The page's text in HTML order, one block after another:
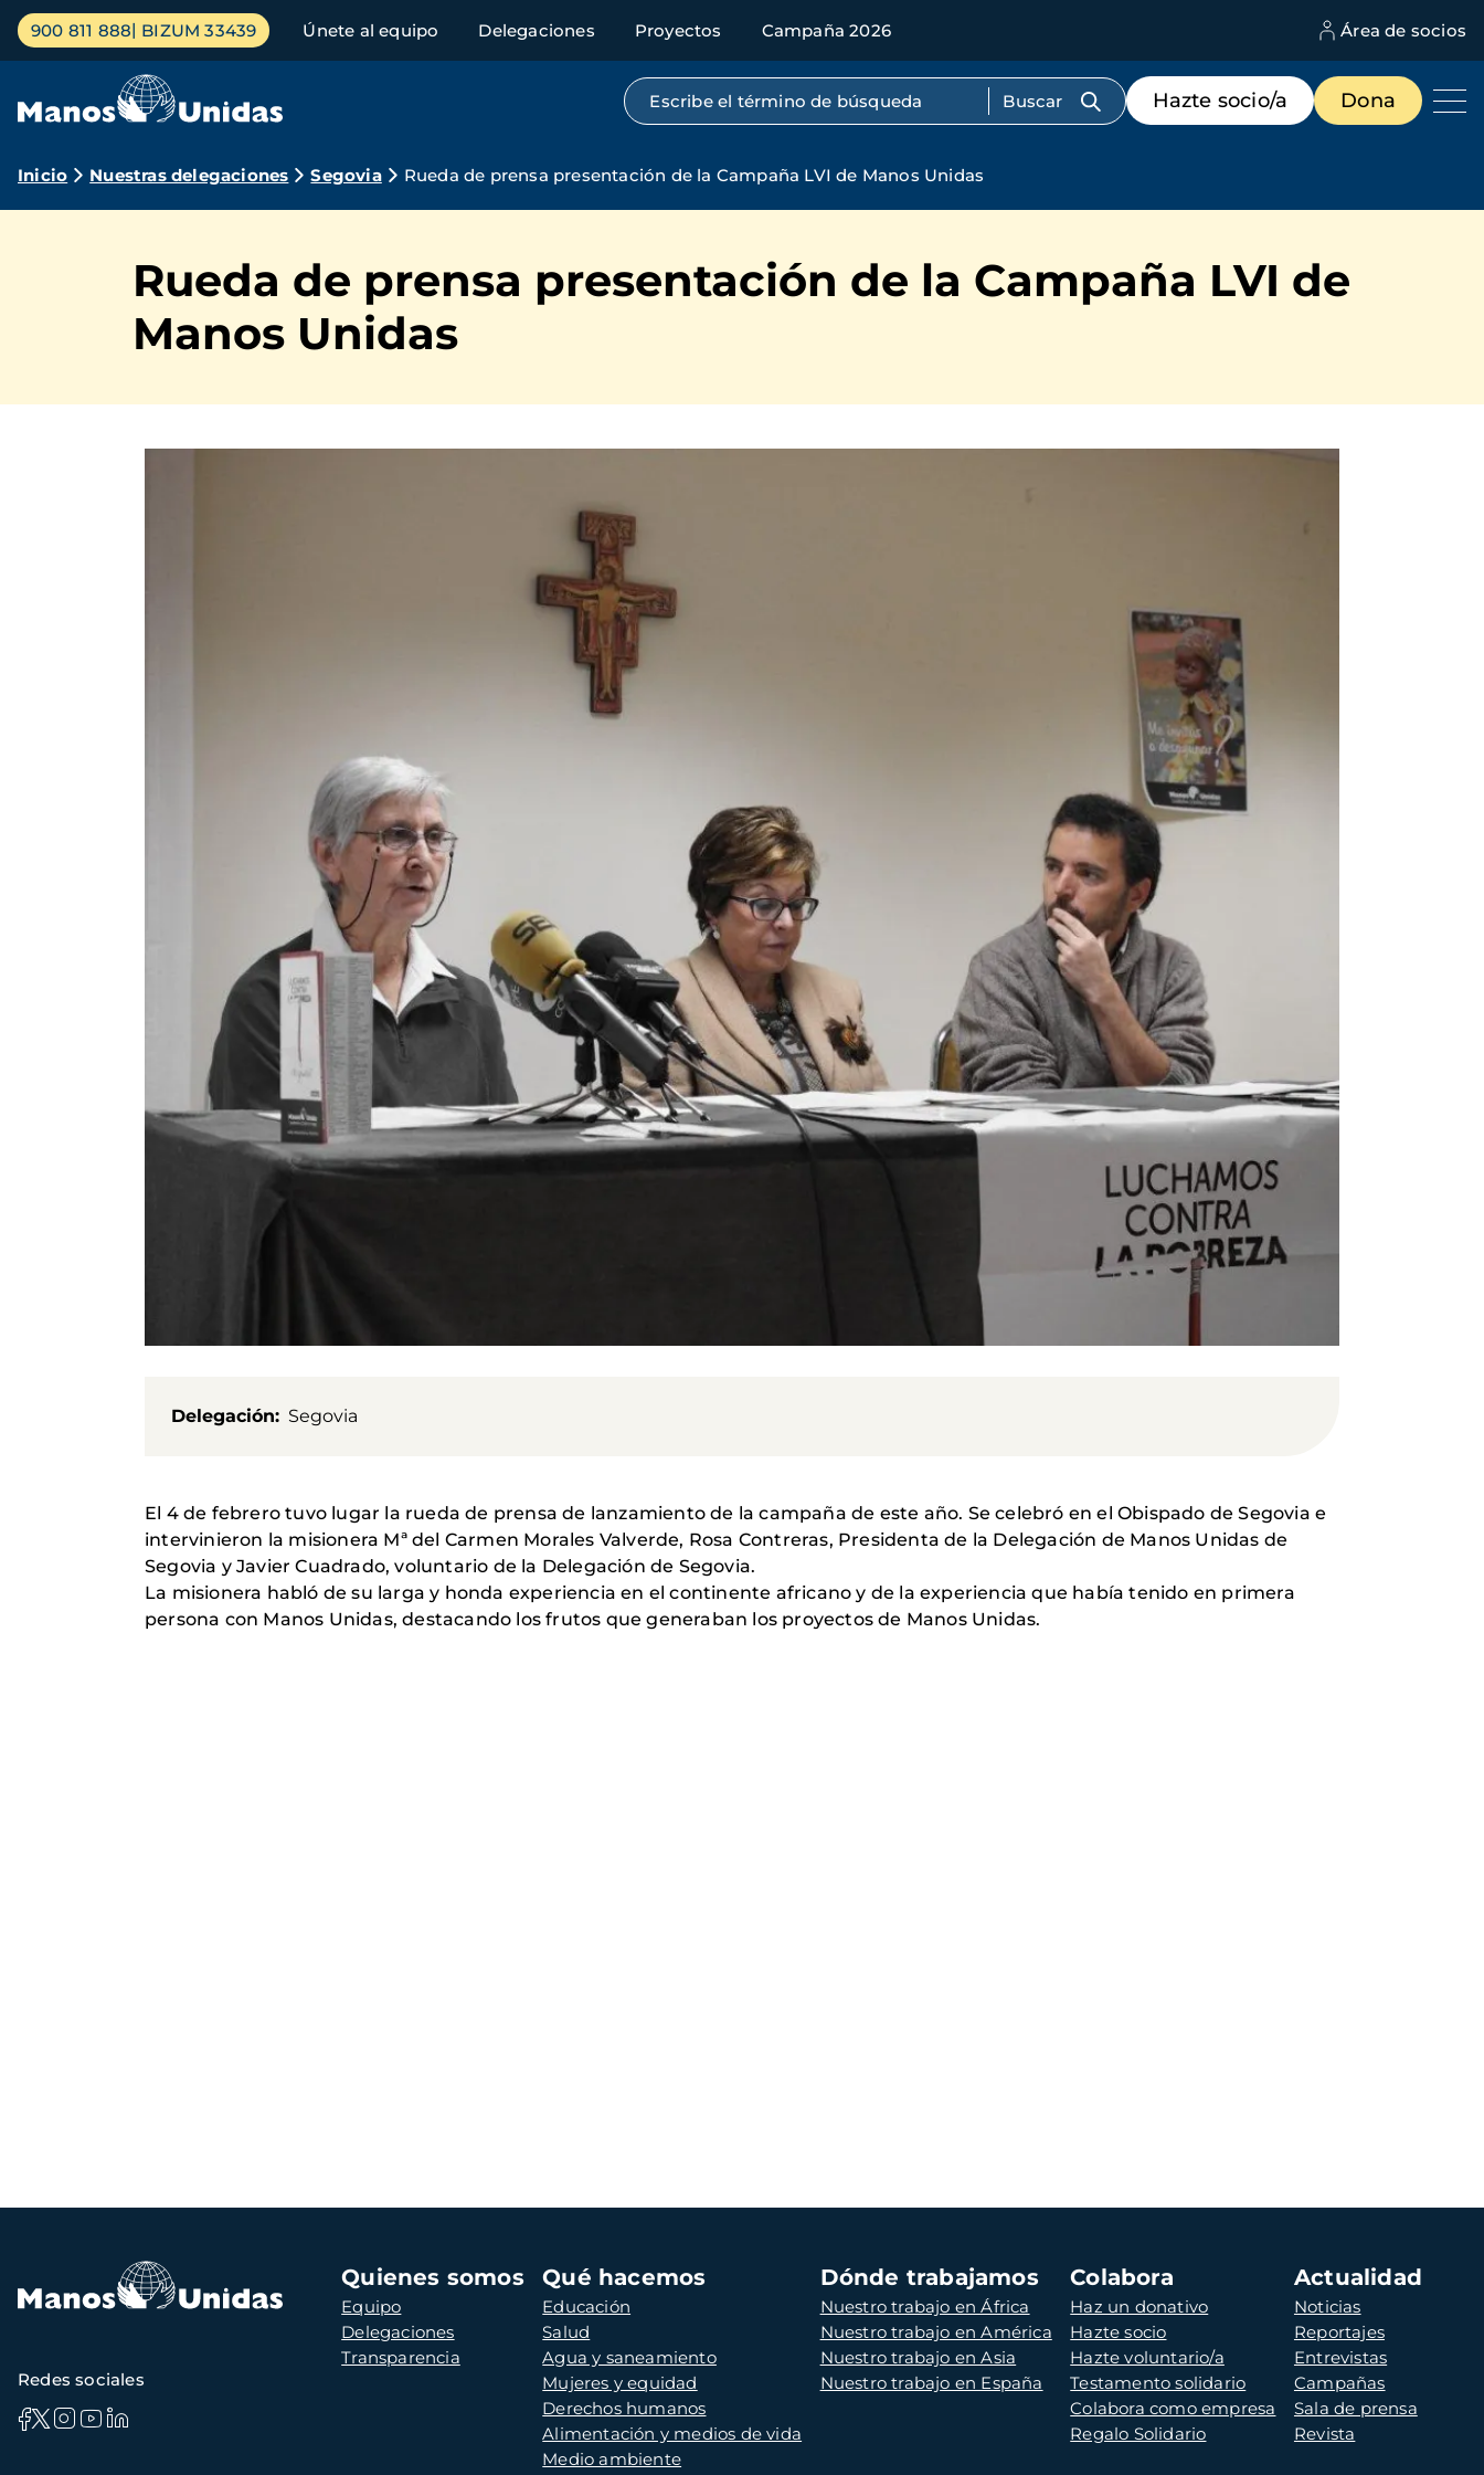
Pasar
contenido
Menú
principal
900 811 888 BIZUM 33439 Únete al equipo Delegaciones Proyectos Campaña 2026 Área de socios
Búsqueda por texto completo
Menú
de
destacados
Hazte socio/a Dona
Ruta
navegación
Inicio Nuestras delegaciones Segovia Rueda de prensa presentación de la Campaña LVI de Manos Unidas
Rueda de prensa presentación de la Campaña LVI de
Manos Unidas
Delegación Segovia
El 4 de febrero tuvo lugar la rueda de prensa de lanzamiento de la campaña de este año. Se celebró en el Obispado de Segovia e
intervinieron la misionera Mª del Carmen Morales Valverde, Rosa Contreras, Presidenta de la Delegación de Manos Unidas de
Segovia y Javier Cuadrado, voluntario de la Delegación de Segovia.
La misionera habló de su larga y honda experiencia en el continente africano y de la experiencia que había tenido en primera
persona con Manos Unidas, destacando los frutos que generaban los proyectos de Manos Unidas.
Navegación
principal
Quienes somos
Equipo
Delegaciones
Transparencia
Qué hacemos
Educación
Salud
Agua y saneamiento
Mujeres y equidad
Derechos humanos
Alimentación y medios de vida
Medio ambiente
Dónde trabajamos
Nuestro trabajo en África
Nuestro trabajo en América
Nuestro trabajo en Asia
Nuestro trabajo en España
Colabora
Haz un donativo
Hazte socio
Hazte voluntario/a
Testamento solidario
Colabora como empresa
Regalo Solidario
Actualidad
Noticias
Reportajes
Entrevistas
Campañas
Sala de prensa
Revista
Redes sociales